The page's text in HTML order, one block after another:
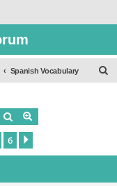
Spanish Vocabulary
Buscar
6